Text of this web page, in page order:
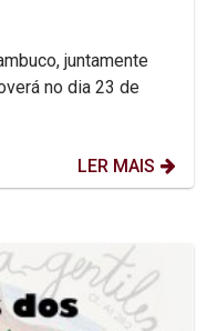
juntamente
no dia 23 de
LER MAIS